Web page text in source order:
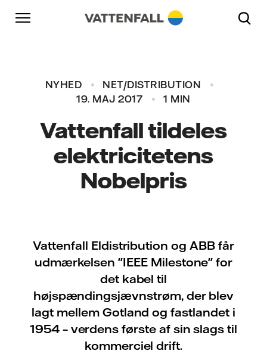
Skift til indhold
Gå til hovednavigation
Gå til sidefod
NYHED
NET/DISTRIBUTION
19. MAJ 2017
1 MIN
Vattenfall tildeles
elektricitetens
Nobelpris
Vattenfall Eldistribution og ABB får
udmærkelsen "IEEE Milestone" for
det kabel til
højspændingsjævnstrøm, der blev
lagt mellem Gotland og fastlandet i
1954 – verdens første af sin slags til
kommerciel drift.
Gå til hovednavigation